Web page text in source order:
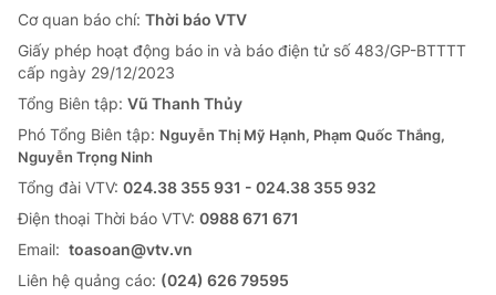
Cơ quan báo chí: Thời báo VTV
Giấy phép hoạt động báo in và báo điện tử số 483/GP-BTTTT
cấp ngày 29/12/2023
Tổng Biên tập: Vũ Thanh Thủy
Phó Tổng Biên tập: Nguyễn Thị Mỹ Hạnh, Phạm Quốc Thắng,
Nguyễn Trọng Ninh
Tổng đài VTV: 024.38 355 931 - 024.38 355 932
Ðiện thoại Thời báo VTV: 0988 671 671
Email: toasoan@vtv.vn
Liên hệ quảng cáo: (024) 626 79595